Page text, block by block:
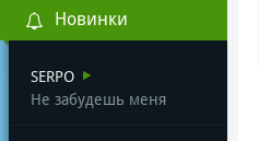
Новинки
SERPO
Не забудешь меня